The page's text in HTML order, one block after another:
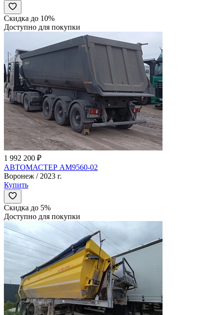
Скидка до 10%
Доступно для покупки
1 992 200 ₽
АВТОМАСТЕР AM9560-02
Воронеж / 2023 г.
Купить
Скидка до 5%
Доступно для покупки